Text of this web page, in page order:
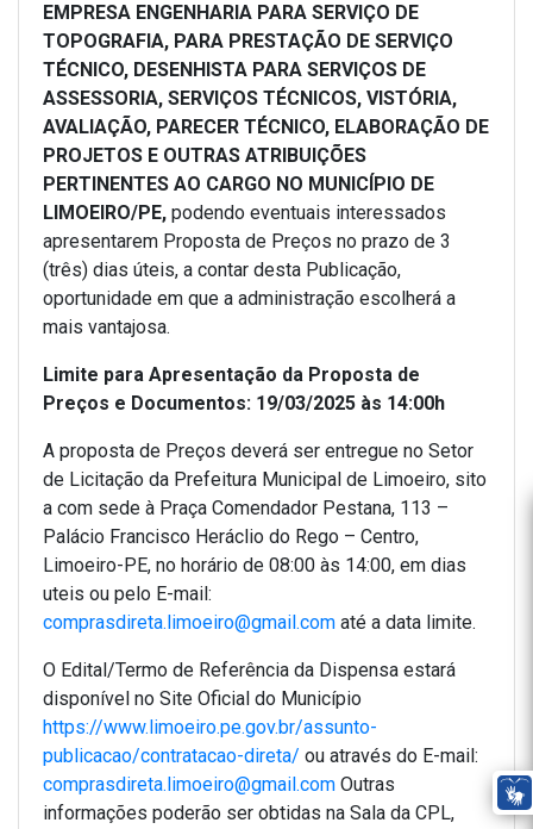
EMPRESA ENGENHARIA PARA SERVIÇO DE
TOPOGRAFIA, PARA PRESTAÇÃO DE SERVIÇO
TÉCNICO, DESENHISTA PARA SERVIÇOS DE
ASSESSORIA, SERVIÇOS TÉCNICOS, VISTÓRIA,
AVALIAÇÃO, PARECER TÉCNICO, ELABORAÇÃO DE
PROJETOS E OUTRAS ATRIBUIÇÕES
PERTINENTES AO CARGO NO MUNICÍPIO DE
LIMOEIRO/PE, podendo eventuais interessados
apresentarem Proposta de Preços no prazo de 3
(três) dias úteis, a contar desta Publicação,
oportunidade em que a administração escolherá a
mais vantajosa.
Limite para Apresentação da Proposta de
Preços e Documentos: 19/03/2025 às 14:00h
A proposta de Preços deverá ser entregue no Setor
de Licitação da Prefeitura Municipal de Limoeiro, sito
a com sede à Praça Comendador Pestana, 113 –
Palácio Francisco Heráclio do Rego – Centro,
Limoeiro-PE, no horário de 08:00 às 14:00, em dias
uteis ou pelo E-mail:
comprasdireta.limoeiro@gmail.com até a data limite.
O Edital/Termo de Referência da Dispensa estará
disponível no Site Oficial do Município
https://www.limoeiro.pe.gov.br/assunto-
publicacao/contratacao-direta/ ou através do E-mail:
comprasdireta.limoeiro@gmail.com Outras
informações poderão ser obtidas na Sala da CPL,